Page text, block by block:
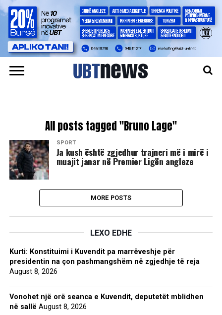
All posts tagged "Bruno Lage"
SPORT
Ja kush është zgjedhur trajneri më i mirë i
muajit janar në Premier Ligën angleze
MORE POSTS
LEXO EDHE
Kurti: Konstituimi i Kuvendit pa marrëveshje për
presidentin na çon pashmangshëm në zgjedhje të reja
August 8, 2026
Vonohet një orë seanca e Kuvendit, deputetët mblidhen
në sallë August 8, 2026